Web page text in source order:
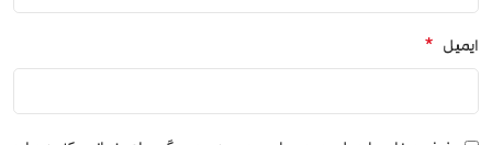
ایمیل *